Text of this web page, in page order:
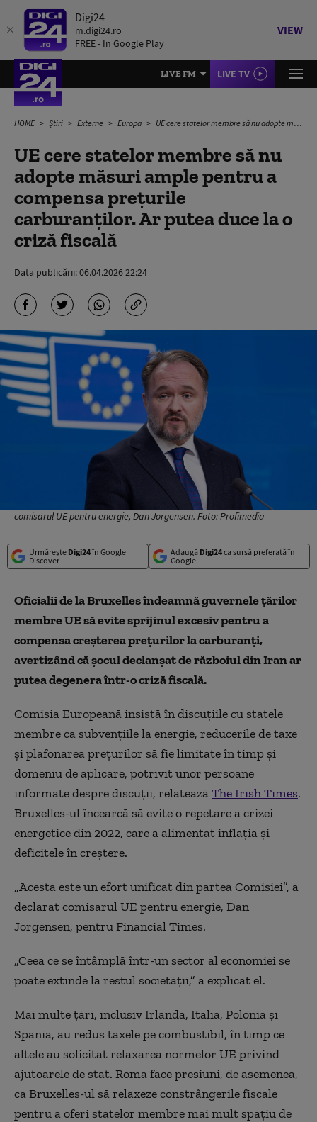
Digi24
m.digi24.ro
FREE - In Google Play
VIEW
LIVE FM LIVE TV
HOME Știri Externe Europa UE cere statelor membre să nu adopte măsuri ample pentru a compensa prețurile carburanților. Ar putea duce la o criză fiscală
UE cere statelor membre să nu
adopte măsuri ample pentru a
compensa prețurile
carburanților. Ar putea duce la o
criză fiscală
Data publicării:06.04.2026 22:24
comisarul UE pentru energie, Dan Jorgensen. Foto: Profimedia
Urmărește Digi24în Google
Discover
Adaugă Digi24ca sursă preferată în
Google
Oficialii de la Bruxelles îndeamnă guvernele țărilor
membre UE să evite sprijinul excesiv pentru a
compensa creșterea prețurilor la carburanți,
avertizând că șocul declanșat de războiul din Iran ar
putea degenera într-o criză fiscală.
Comisia Europeană insistă în discuțiile cu statele
membre ca subvențiile la energie, reducerile de taxe
și plafonarea prețurilor să fie limitate în timp și
domeniu de aplicare, potrivit unor persoane
informate despre discuții, relateazăThe Irish Times.
Bruxelles-ul încearcă să evite o repetare a crizei
energetice din 2022, care a alimentat inflația și
deficitele în creștere.
„Acesta este un efort unificat din partea Comisiei”, a
declarat comisarul UE pentru energie, Dan
Jorgensen, pentru Financial Times.
„Ceea ce se întâmplă într-un sector al economiei se
poate extinde la restul societății,” a explicat el.
Mai multe țări, inclusiv Irlanda, Italia, Polonia și
Spania, au redus taxele pe combustibil, în timp ce
altele au solicitat relaxarea normelor UE privind
ajutoarele de stat. Roma face presiuni, de asemenea,
ca Bruxelles-ul să relaxeze constrângerile fiscale
pentru a oferi statelor membre mai mult spațiu de